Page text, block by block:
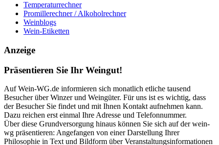
Temperaturrechner
Promillerechner / Alkoholrechner
Weinblogs
Wein-Etiketten
Anzeige
Präsentieren Sie Ihr Weingut!
Auf Wein-WG.de informieren sich monatlich etliche tausend
Besucher über Winzer und Weingüter. Für uns ist es wichtig, dass
der Besucher Sie findet und mit Ihnen Kontakt aufnehmen kann.
Dazu reichen erst einmal Ihre Adresse und Telefonnummer.
Über diese Grundversorgung hinaus können Sie sich auf der wein-
wg präsentieren: Angefangen von einer Darstellung Ihrer
Philosophie in Text und Bildform über Veranstaltungsinformationen